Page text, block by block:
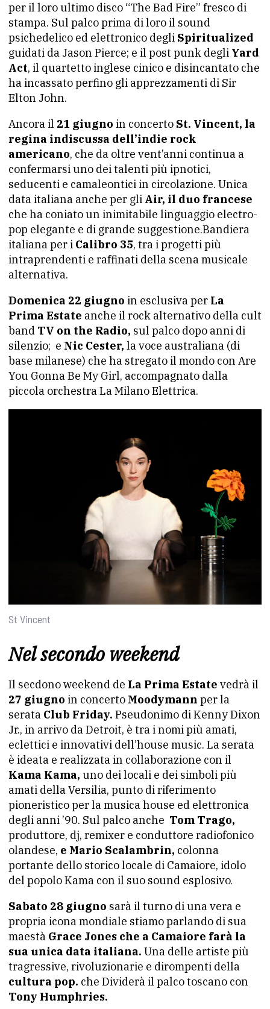
per il loro ultimo disco “The Bad Fire” fresco di
stampa. Sul palco prima di loro il sound
psichedelico ed elettronico degli Spiritualized
guidati da Jason Pierce; e il post punk degli Yard
Act, il quartetto inglese cinico e disincantato che
ha incassato perfino gli apprezzamenti di Sir
Elton John.
Ancora il 21 giugno in concerto St. Vincent, la
regina indiscussa dell’indie rock
americano, che da oltre vent’anni continua a
confermarsi uno dei talenti più ipnotici,
seducenti e camaleontici in circolazione. Unica
data italiana anche per gli Air, il duo francese
che ha coniato un inimitabile linguaggio electro-
pop elegante e di grande suggestione.Bandiera
italiana per i Calibro 35, tra i progetti più
intraprendenti e raffinati della scena musicale
alternativa.
Domenica 22 giugno in esclusiva per La
Prima Estate anche il rock alternativo della cult
band TV on the Radio, sul palco dopo anni di
silenzio; e Nic Cester, la voce australiana (di
base milanese) che ha stregato il mondo con Are
You Gonna Be My Girl, accompagnato dalla
piccola orchestra La Milano Elettrica.
St Vincent
Nel secondo weekend
Il secdono weekend de La Prima Estate vedrà il
27 giugno in concerto Moodymann per la
serata Club Friday. Pseudonimo di Kenny Dixon
Jr., in arrivo da Detroit, è tra i nomi più amati,
eclettici e innovativi dell’house music. La serata
è ideata e realizzata in collaborazione con il
Kama Kama, uno dei locali e dei simboli più
amati della Versilia, punto di riferimento
pioneristico per la musica house ed elettronica
degli anni ’90. Sul palco anche Tom Trago,
produttore, dj, remixer e conduttore radiofonico
olandese, e Mario Scalambrin, colonna
portante dello storico locale di Camaiore, idolo
del popolo Kama con il suo sound esplosivo.
Sabato 28 giugno sarà il turno di una vera e
propria icona mondiale stiamo parlando di sua
maestà Grace Jones che a Camaiore farà la
sua unica data italiana. Una delle artiste più
tragressive, rivoluzionarie e dirompenti della
cultura pop. che Dividerà il palco toscano con
Tony Humphries.